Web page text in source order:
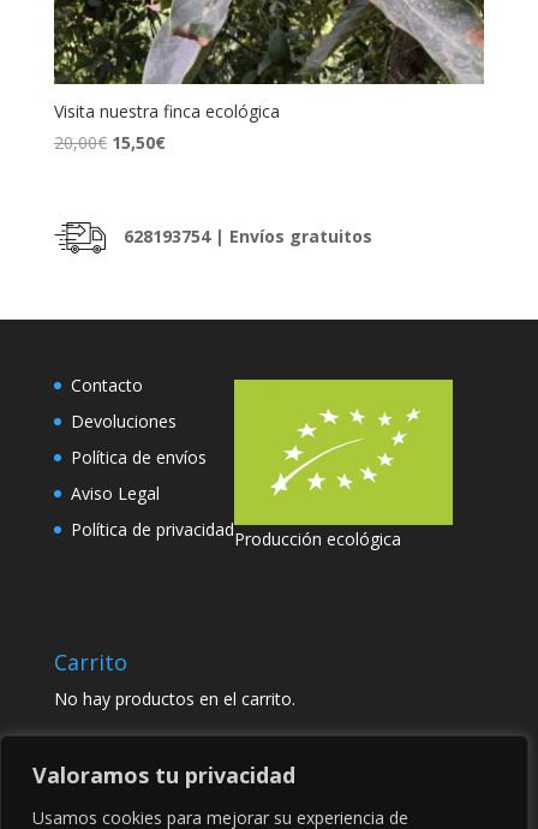
Valoramos tu privacidad
Usamos cookies para mejorar su experiencia de
Visita nuestra finca ecológica
20,00€ El
15,50€El
15,50€.
628193754| Envíos gratuitos
Contacto
Devoluciones
Política de envíos
Aviso Legal
Política de privacidadProducción ecológica
Carrito
No hay productos en el carrito.